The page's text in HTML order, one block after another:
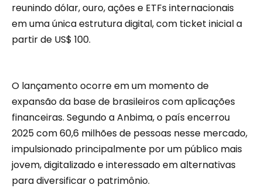
reunindo dólar, ouro, ações e ETFs internacionais
em uma única estrutura digital, com ticket inicial a
partir de US$ 100.
O lançamento ocorre em um momento de
expansão da base de brasileiros com aplicações
financeiras. Segundo a Anbima, o país encerrou
2025 com 60,6 milhões de pessoas nesse mercado,
impulsionado principalmente por um público mais
jovem, digitalizado e interessado em alternativas
para diversificar o patrimônio.